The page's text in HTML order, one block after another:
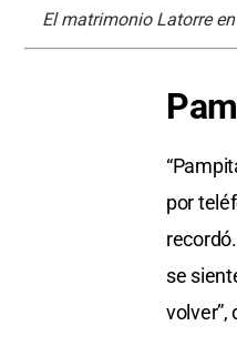
El matrimonio Latorre
por
se
volver”,